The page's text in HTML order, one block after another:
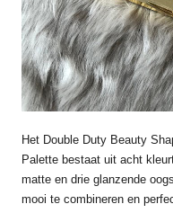
Het Double Duty Beauty
Palette bestaat uit acht
matte en drie glanzende
mooi te combineren en